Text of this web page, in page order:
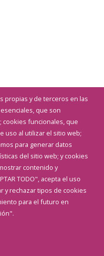
propias y de terceros en las
que son
cookies funcionales, que
uso al utilizar el sitio web;
para generar datos
del sitio web; y cookies
contenido y
TODO", acepta el uso
y rechazar tipos de cookies
para el futuro en